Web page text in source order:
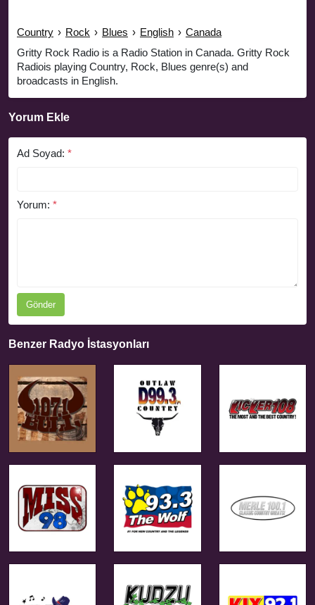
Country › Rock › Blues › English › Canada
Gritty Rock Radio is a Radio Station in Canada. Gritty Rock
Radiois playing Country, Rock, Blues genre(s) and
broadcasts in English.
Yorum Ekle
Ad Soyad: *
Yorum: *
Gönder
Benzer Radyo İstasyonları